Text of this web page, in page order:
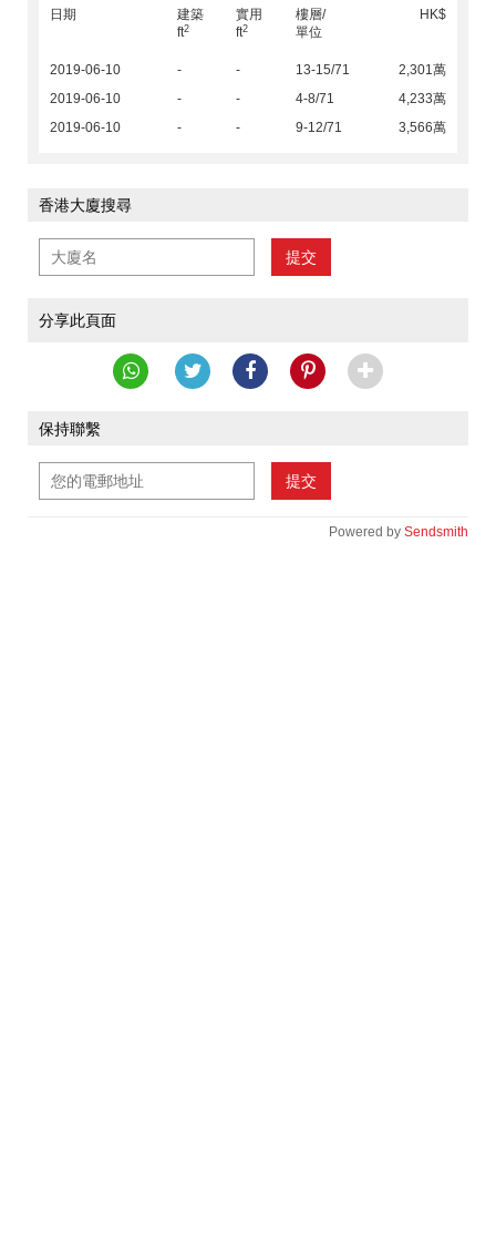
日期
建築
ft2
實用
ft2
樓層/
單位
HK$
2019-06-10 - - 13-15/71
2,301萬
2019-06-10
- - 4-8/71
4,233萬
2019-06-10
- - 9-12/71 3,566萬
香港大廈搜尋
提交
分享此頁面
保持聯繫
提交
Powered by Sendsmith